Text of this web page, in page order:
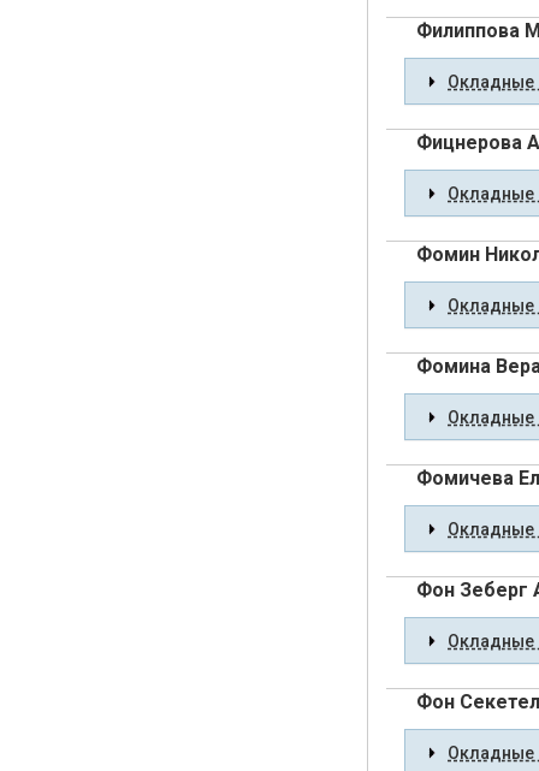
Филиппова
Окладные
Фицнерова
Окладные
Фомин
Окладные
Фомина
Окладные
Фомичева
Окладные
Фон Зеберг
Окладные
Фон
Окладные